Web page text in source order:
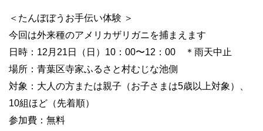
＜たんぼぼうお手伝い体験 ＞
今回は外来種のアメリカザリガニを捕まえます
日時：12月21日（日）10：00〜12：00 ＊雨天中止
場所：青葉区寺家ふるさと村むじな池側
対象：大人の方または親子（お子さまは5歳以上対象）、
10組ほど（先着順）
参加費：無料